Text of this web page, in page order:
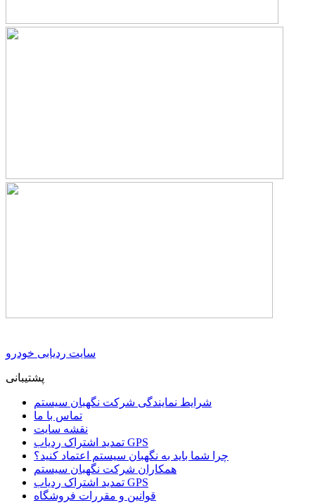
سایت ردیابی خودرو
پشتیبانی
شرایط نمایندگی شرکت نگهبان سیستم
تماس با ما
نقشه سایت
تمدید اشتراک ردیاب GPS
چرا شما باید به نگهبان سیستم اعتماد کنید؟
همکاران شرکت نگهبان سیستم
تمدید اشتراک ردیاب GPS
قوانین و مقررات فروشگاه